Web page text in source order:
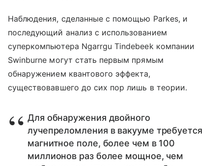
Наблюдения, сделанные с помощью Parkes, и
последующий анализ с использованием
суперкомпьютера Ngarrgu Tindebeek компании
Swinburne могут стать первым прямым
обнаружением квантового эффекта,
существовавшего до сих пор лишь в теории.
Для обнаружения двойного
лучепреломления в вакууме требуется
магнитное поле, более чем в 100
миллионов раз более мощное, чем